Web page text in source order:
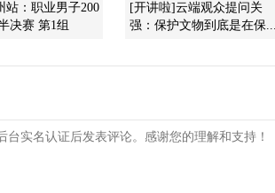
站：职业男子200
决赛 第1组
[开讲啦]云端观众提问关
强：保护文物到底是在保...